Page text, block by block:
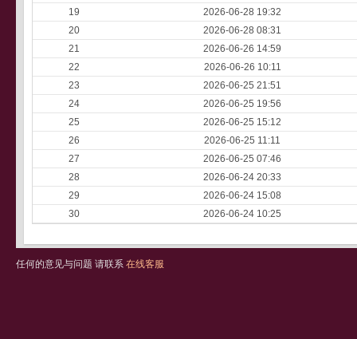
19
2026-06-28 19:32
20
2026-06-28 08:31
21
2026-06-26 14:59
22
2026-06-26 10:11
23
2026-06-25 21:51
24
2026-06-25 19:56
25
2026-06-25 15:12
26
2026-06-25 11:11
27
2026-06-25 07:46
28
2026-06-24 20:33
29
2026-06-24 15:08
30
2026-06-24 10:25
任何的意见与问题 请联系 在线客服